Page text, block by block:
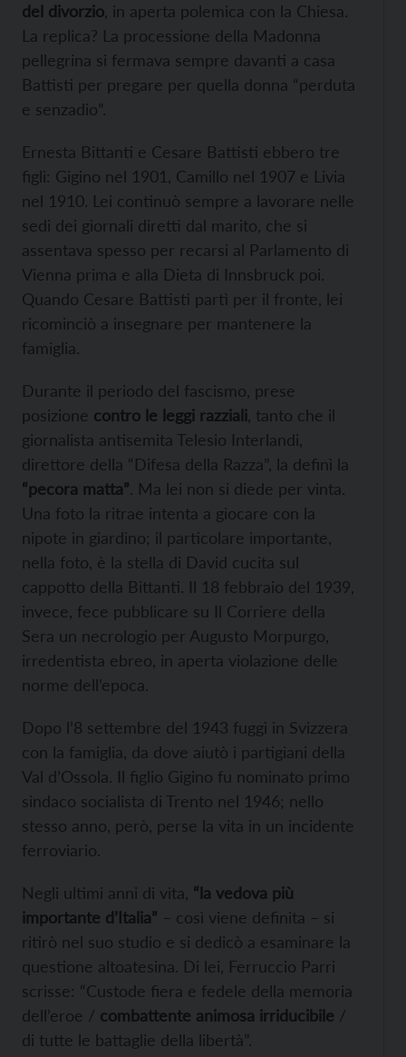
del divorzio , in aperta polemica con la Chiesa.
La replica? La processione della Madonna
pellegrina si fermava sempre davanti a casa
Battisti per pregare per quella donna “perduta
e senzadio”.
Ernesta Bittanti e Cesare Battisti ebbero tre
figli: Gigino nel 1901, Camillo nel 1907 e Livia
nel 1910. Lei continuò sempre a lavorare nelle
sedi dei giornali diretti dal marito, che si
assentava spesso per recarsi al Parlamento di
Vienna prima e alla Dieta di Innsbruck poi.
Quando Cesare Battisti partì per il fronte, lei
ricominciò a insegnare per mantenere la
famiglia.
Durante il periodo del fascismo, prese
posizione contro le leggi razziali , tanto che il
giornalista antisemita Telesio Interlandi,
direttore della “Difesa della Razza”, la definì la
“pecora matta”. Ma lei non si diede per vinta.
Una foto la ritrae intenta a giocare con la
nipote in giardino; il particolare importante,
nella foto, è la stella di David cucita sul
cappotto della Bittanti. Il 18 febbraio del 1939,
invece, fece pubblicare su Il Corriere della
Sera un necrologio per Augusto Morpurgo,
irredentista ebreo, in aperta violazione delle
norme dell’epoca.
Dopo l’8 settembre del 1943 fuggì in Svizzera
con la famiglia, da dove aiutò i partigiani della
Val d’Ossola. Il figlio Gigino fu nominato primo
sindaco socialista di Trento nel 1946; nello
stesso anno, però, perse la vita in un incidente
ferroviario.
Negli ultimi anni di vita, “la vedova più
importante d’Italia” – così viene definita – si
ritirò nel suo studio e si dedicò a esaminare la
questione altoatesina. Di lei, Ferruccio Parri
scrisse: “Custode fiera e fedele della memoria
dell’eroe / combattente animosa irriducibile /
di tutte le battaglie della libertà”.